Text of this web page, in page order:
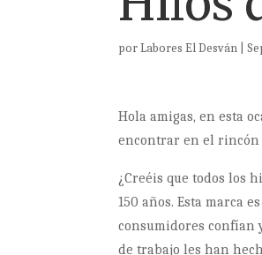
porLabores El Desván |
Hola amigas, en esta
encontrar en el rincón
¿Creéis que todos los
150 años. Esta marca
consumidores confían
de trabajo les han